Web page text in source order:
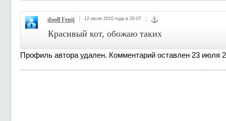
dooll Fenij 12 июля 2010 года в 20:07
Красивый кот, обожаю таких
Профиль автора удален. Комментарий оставлен 23 июля